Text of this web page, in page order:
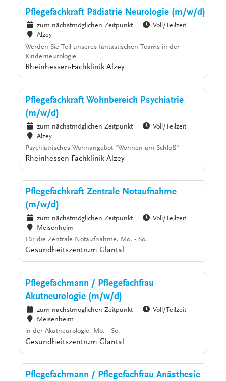
Pflegefachkraft Pädiatrie Neurologie (m/w/d)
zum nächstmöglichen Zeitpunkt
Voll/Teilzeit
Alzey
Werden Sie Teil unseres fantastischen Teams in der
Kinderneurologie
Rheinhessen-Fachklinik Alzey
Pflegefachkraft Wohnbereich Psychiatrie
(m/w/d)
zum nächstmöglichen Zeitpunkt
Voll/Teilzeit
Alzey
Psychiatrisches Wohnangebot "Wohnen am Schloß"
Rheinhessen-Fachklinik Alzey
Pflegefachkraft Zentrale Notaufnahme
(m/w/d)
zum nächstmöglichen Zeitpunkt
Voll/Teilzeit
Meisenheim
Für die Zentrale Notaufnahme. Mo. - So.
Gesundheitszentrum Glantal
Pflegefachmann / Pflegefachfrau
Akutneurologie (m/w/d)
zum nächstmöglichen Zeitpunkt
Voll/Teilzeit
Meisenheim
in der Akutneurologie. Mo. - So.
Gesundheitszentrum Glantal
Pflegefachmann / Pflegefachfrau Anästhesie